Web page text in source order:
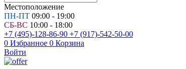
Местоположение
ПН-ПТ 09:00 - 19:00
СБ-ВС 10:00 - 18:00
+7 (495)-128-86-90 +7 (917)-542-50-00
0 Избранное 0 Корзина
Войти